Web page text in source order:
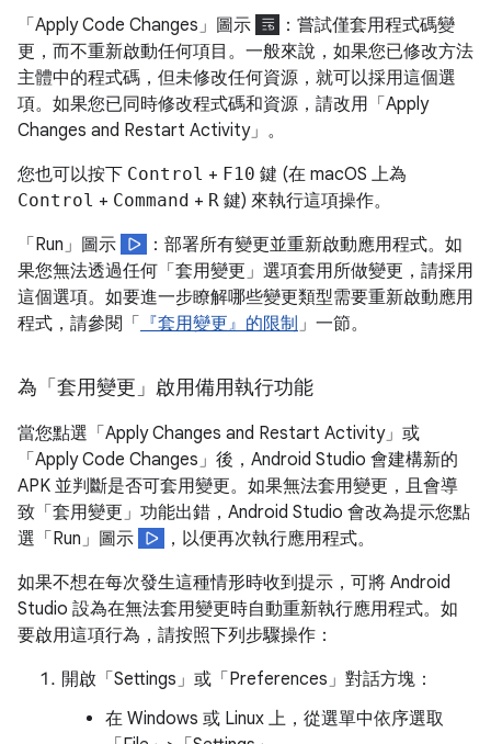
「Apply Code Changes」圖示
：嘗試僅套用程式碼變
更，而不重新啟動任何項目。一般來說，如果您已修改方法
主體中的程式碼，但未修改任何資源，就可以採用這個選
項。如果您已同時修改程式碼和資源，請改用「Apply
Changes and Restart Activity」 。
您也可以按下 Control + F10 鍵 (在 macOS 上為
Control + Command + R 鍵) 來執行這項操作。
「Run」圖示
：部署所有變更並重新啟動應用程式。如
果您無法透過任何「套用變更」選項套用所做變更，請採用
這個選項。如要進一步瞭解哪些變更類型需要重新啟動應用
程式，請參閱「 『套用變更』的限制 」一節。
為「套用變更」啟用備用執行功能
當您點選 「Apply Changes and Restart Activity」或
「Apply Code Changes」後，Android Studio 會建構新的
APK 並判斷是否可套用變更。如果無法套用變更，且會導
致「套用變更」功能出錯，Android Studio 會改為提示您點
選「Run」圖示
，以便再次執行應用程式。
如果不想在每次發生這種情形時收到提示，可將 Android
Studio 設為在無法套用變更時自動重新執行應用程式。如
要啟用這項行為，請按照下列步驟操作：
開啟「Settings」 或「Preferences」 對話方塊：
在 Windows 或 Linux 上，從選單中依序選取